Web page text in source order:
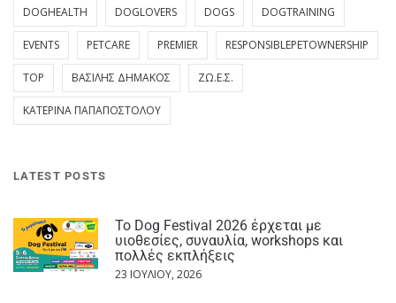
DOGHEALTH DOGLOVERS DOGS DOGTRAINING
EVENTS PETCARE PREMIER RESPONSIBLEPETOWNERSHIP
TOP ΒΑΣΊΛΗΣ ΔΗΜΆΚΟΣ ΖΩ.Ε.Σ.
ΚΑΤΕΡΊΝΑ ΠΑΠΑΠΟΣΤΌΛΟΥ
LATEST POSTS
Το Dog Festival 2026 έρχεται με
υιοθεσίες, συναυλία, workshops και
πολλές εκπλήξεις
23 ΙΟΥΛΊΟΥ, 2026